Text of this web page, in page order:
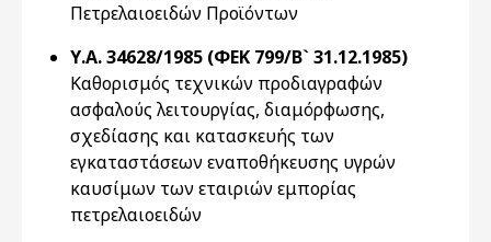
Πετρελαιοειδών Προϊόντων
Υ.Α. 34628/1985 (ΦΕΚ 799/Β` 31.12.1985)
Καθορισμός τεχνικών προδιαγραφών
ασφαλούς λειτουργίας, διαμόρφωσης,
σχεδίασης και κατασκευής των
εγκαταστάσεων εναποθήκευσης υγρών
καυσίμων των εταιριών εμπορίας
πετρελαιοειδών